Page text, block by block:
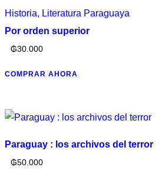
Historia, Literatura Paraguaya
Por orden superior
₲30.000
COMPRAR AHORA
Paraguay : los archivos del terror
₲50.000